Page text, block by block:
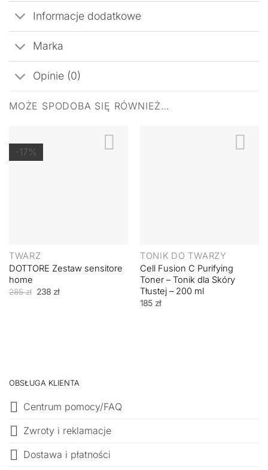
Informacje dodatkowe
Marka
Opinie (0)
MOŻE SPODOBA SIĘ RÓWNIEŻ…
-17%
TWARZ
DOTTORE Zestaw sensitore
home
285zł Pierwotna
238 złAktualna
TONIK DO TWARZY
Cell Fusion C Purifying
Toner – Tonik dla Skóry
Tłustej – 200 ml
185 zł
OBSŁUGA KLIENTA
Centrum pomocy/FAQ
Zwroty i reklamacje
Dostawa i płatności